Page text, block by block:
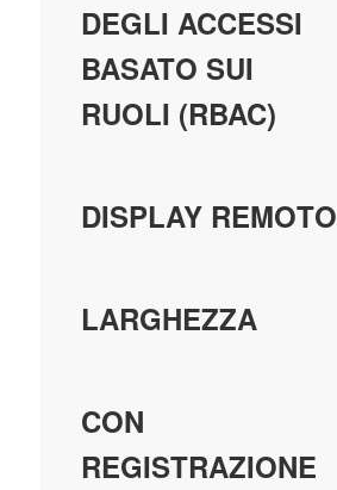
DEGLI ACCESSI
BASATO SUI
RUOLI (RBAC)
DISPLAY REMOTO
LARGHEZZA
CON
REGISTRAZIONE